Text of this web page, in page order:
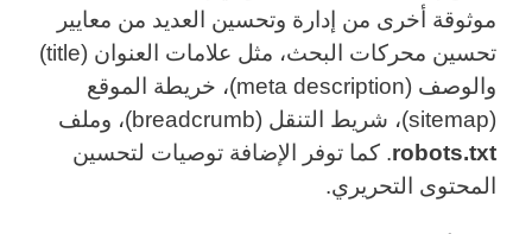
موثوقة أخرى من إدارة وتحسين العديد من معايير
تحسين محركات البحث، مثل علامات العنوان (title)
والوصف (meta description)، خريطة الموقع
(sitemap)، شريط التنقل (breadcrumb)، وملف
robots.txt. كما توفر الإضافة توصيات لتحسين
المحتوى التحريري.